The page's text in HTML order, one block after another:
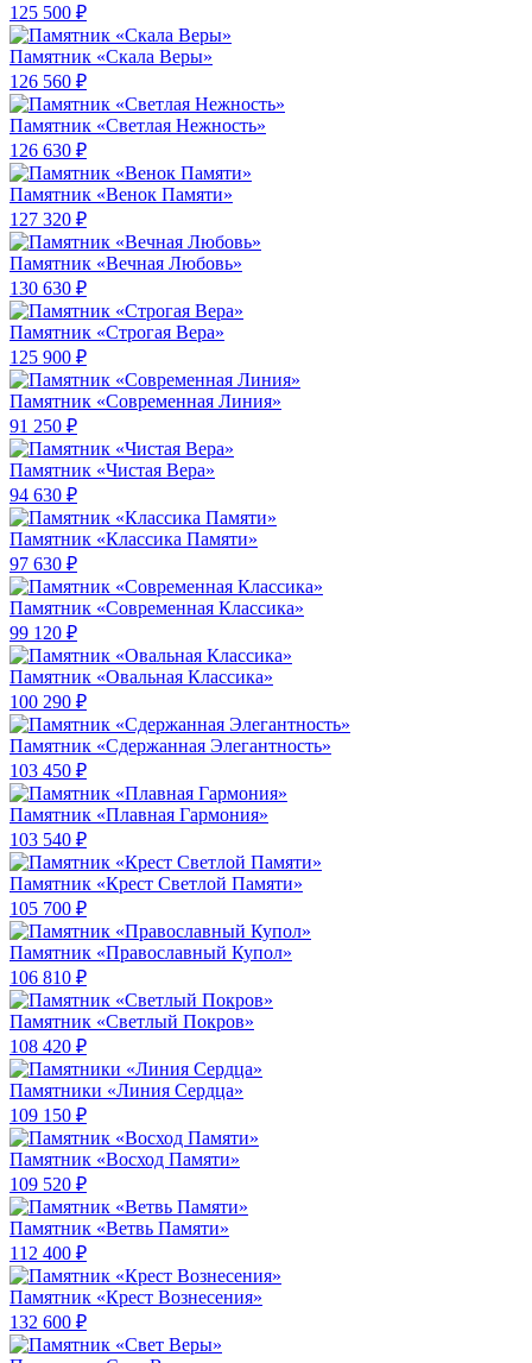
125 500 ₽
Памятник «Скала Веры»
126 560 ₽
Памятник «Светлая Нежность»
126 630 ₽
Памятник «Венок Памяти»
127 320 ₽
Памятник «Вечная Любовь»
130 630 ₽
Памятник «Строгая Вера»
125 900 ₽
Памятник «Современная Линия»
91 250 ₽
Памятник «Чистая Вера»
94 630 ₽
Памятник «Классика Памяти»
97 630 ₽
Памятник «Современная Классика»
99 120 ₽
Памятник «Овальная Классика»
100 290 ₽
Памятник «Сдержанная Элегантность»
103 450 ₽
Памятник «Плавная Гармония»
103 540 ₽
Памятник «Крест Светлой Памяти»
105 700 ₽
Памятник «Православный Купол»
106 810 ₽
Памятник «Светлый Покров»
108 420 ₽
Памятники «Линия Сердца»
109 150 ₽
Памятник «Восход Памяти»
109 520 ₽
Памятник «Ветвь Памяти»
112 400 ₽
Памятник «Крест Вознесения»
132 600 ₽